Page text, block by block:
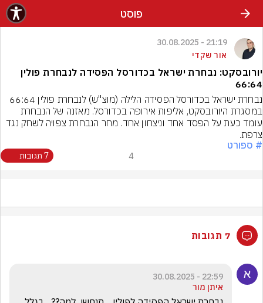
פוסט
21:19 - 30.08.2025
אור שקדי
יורובסקט: נבחרת ישראל בכדורסל הפסידה לנבחרת פולין
66:64
עומד כעת על הפסד אחד וניצחון אחד. מחר הנבחרת צפויה לשחק נגד
צרפת.
# ספורט
4 7 תגובות
7 תגובות
22:59 - 30.08.2025
איתן מור